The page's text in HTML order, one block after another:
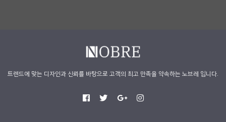
트렌드에 맞는 디자인과 신뢰를 바탕으로 고객의 최고 만족을 약속하는 노브레 입니다.